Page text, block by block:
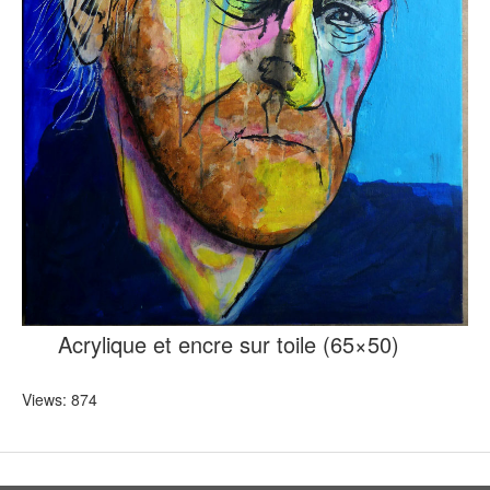
contact
Acrylique et encre sur toile (65×50)
Views: 874